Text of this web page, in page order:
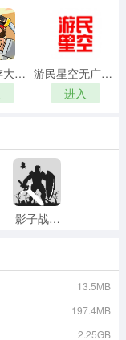
马桶人生存大师免费原版
游民星空无广告版
进入
影子战士最新免费版
13.5MB
197.4MB
2.25GB